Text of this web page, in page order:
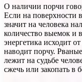
О наличии порчи
Если на поверхности
значит на человека
количество выемок и
энергетика исходит
наводит порчу.
лежит на судьбе
сжечь или закопать в